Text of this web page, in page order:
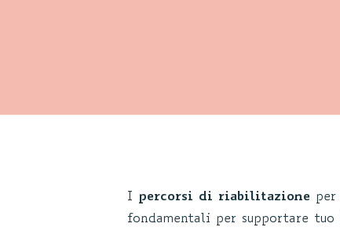
I percorsi di riabilitazione per
fondamentali per supportare